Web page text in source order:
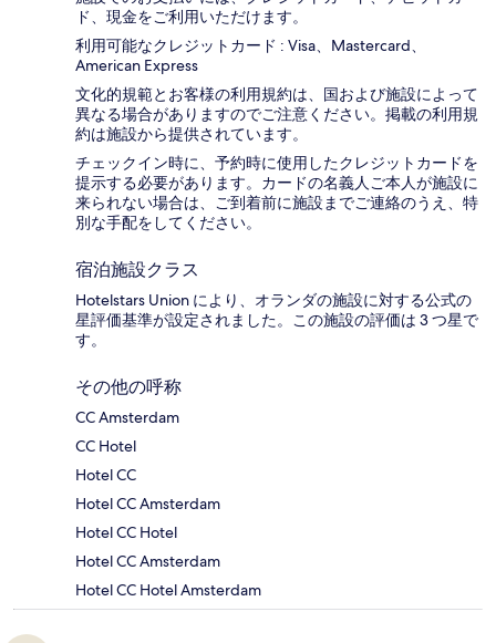
ド、現金をご利用いただけます。
利用可能なクレジットカード : Visa、Mastercard、
American Express
文化的規範とお客様の利用規約は、国および施設によって
異なる場合がありますのでご注意ください。掲載の利用規
約は施設から提供されています。
チェックイン時に、予約時に使用したクレジットカードを
提示する必要があります。カードの名義人ご本人が施設に
来られない場合は、ご到着前に施設までご連絡のうえ、特
別な手配をしてください。
宿泊施設クラス
Hotelstars Union により、オランダの施設に対する公式の
星評価基準が設定されました。この施設の評価は 3 つ星で
す。
その他の呼称
CC Amsterdam
CC Hotel
Hotel CC
Hotel CC Amsterdam
Hotel CC Hotel
Hotel CC Amsterdam
Hotel CC Hotel Amsterdam